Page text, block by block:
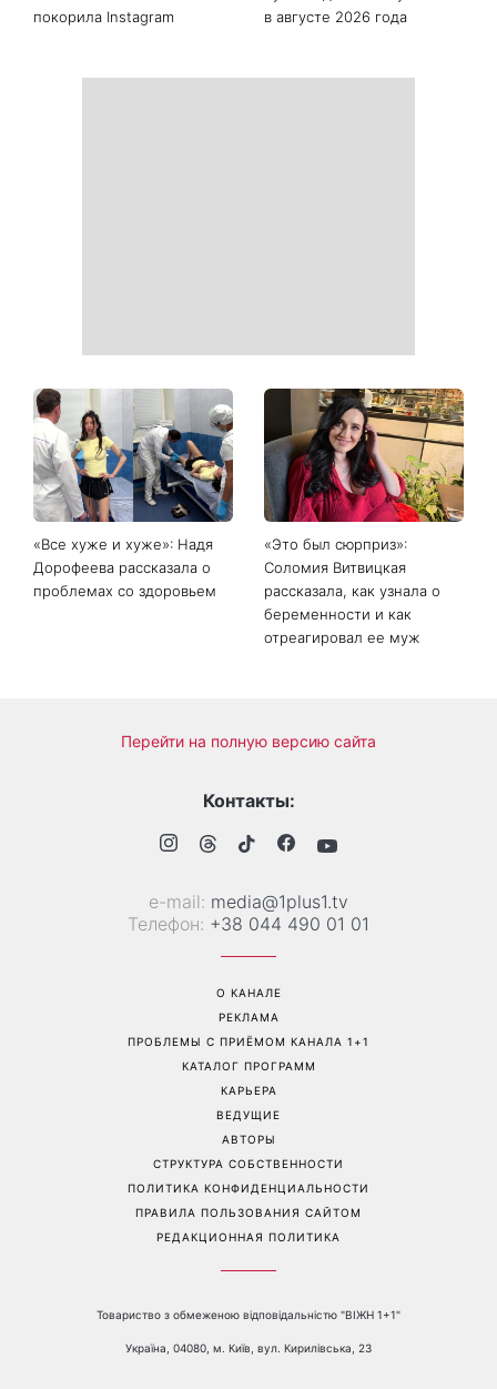
Главный модный тренд в
соцсетях: почему мини-
юбка с пайетками
покорила Instagram
Не откладывайте до
сентября: что обязательно
нужно сделать на участке
в августе 2026 года
Дорофеева рассказала о
проблемах со здоровьем
Соломия Витвицкая
рассказала, как узнала о
беременности и как
отреагировал ее муж